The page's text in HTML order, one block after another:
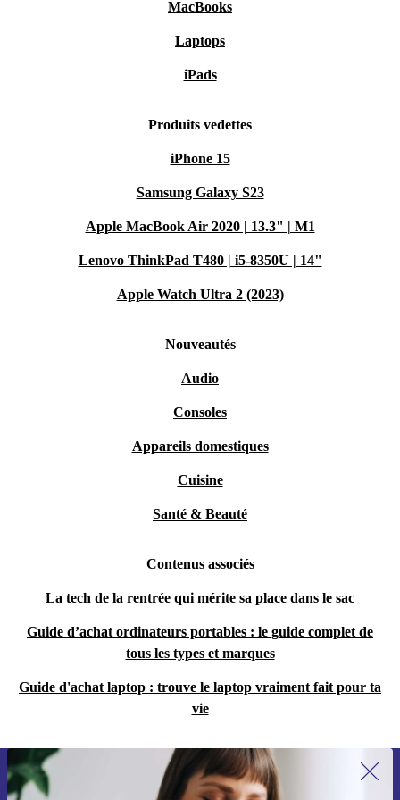
MacBooks
Laptops
iPads
Produits vedettes
iPhone 15
Samsung Galaxy S23
Apple MacBook Air 2020 | 13.3" | M1
Lenovo ThinkPad T480 | i5-8350U | 14"
Apple Watch Ultra 2 (2023)
Nouveautés
Audio
Consoles
Appareils domestiques
Cuisine
Santé & Beauté
Contenus associés
La tech de la rentrée qui mérite sa place dans le sac
Guide d’achat ordinateurs portables : le guide complet de
tous les types et marques
Guide d'achat laptop : trouve le laptop vraiment fait pour ta
vie
Recevoir offres et infos de refurbed